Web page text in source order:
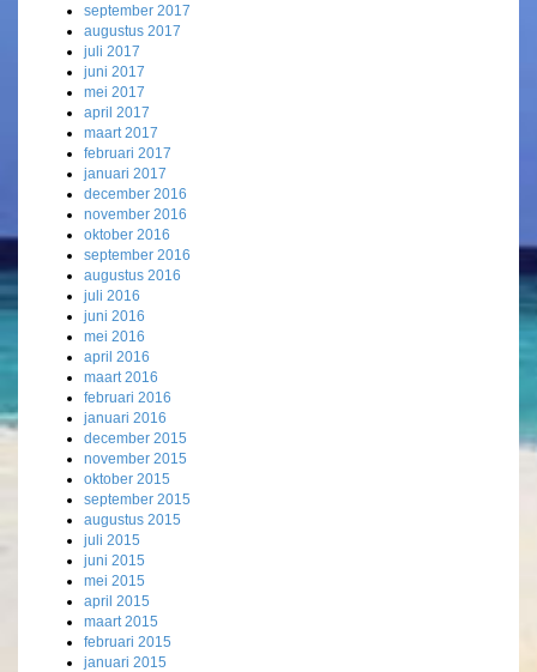
september 2017
augustus 2017
juli 2017
juni 2017
mei 2017
april 2017
maart 2017
februari 2017
januari 2017
december 2016
november 2016
oktober 2016
september 2016
augustus 2016
juli 2016
juni 2016
mei 2016
april 2016
maart 2016
februari 2016
januari 2016
december 2015
november 2015
oktober 2015
september 2015
augustus 2015
juli 2015
juni 2015
mei 2015
april 2015
maart 2015
februari 2015
januari 2015